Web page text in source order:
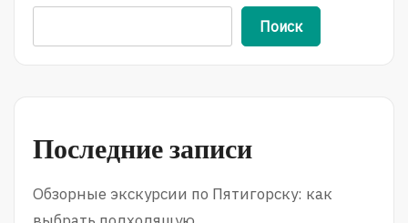
Поиск
Последние записи
Обзорные экскурсии по Пятигорску: как